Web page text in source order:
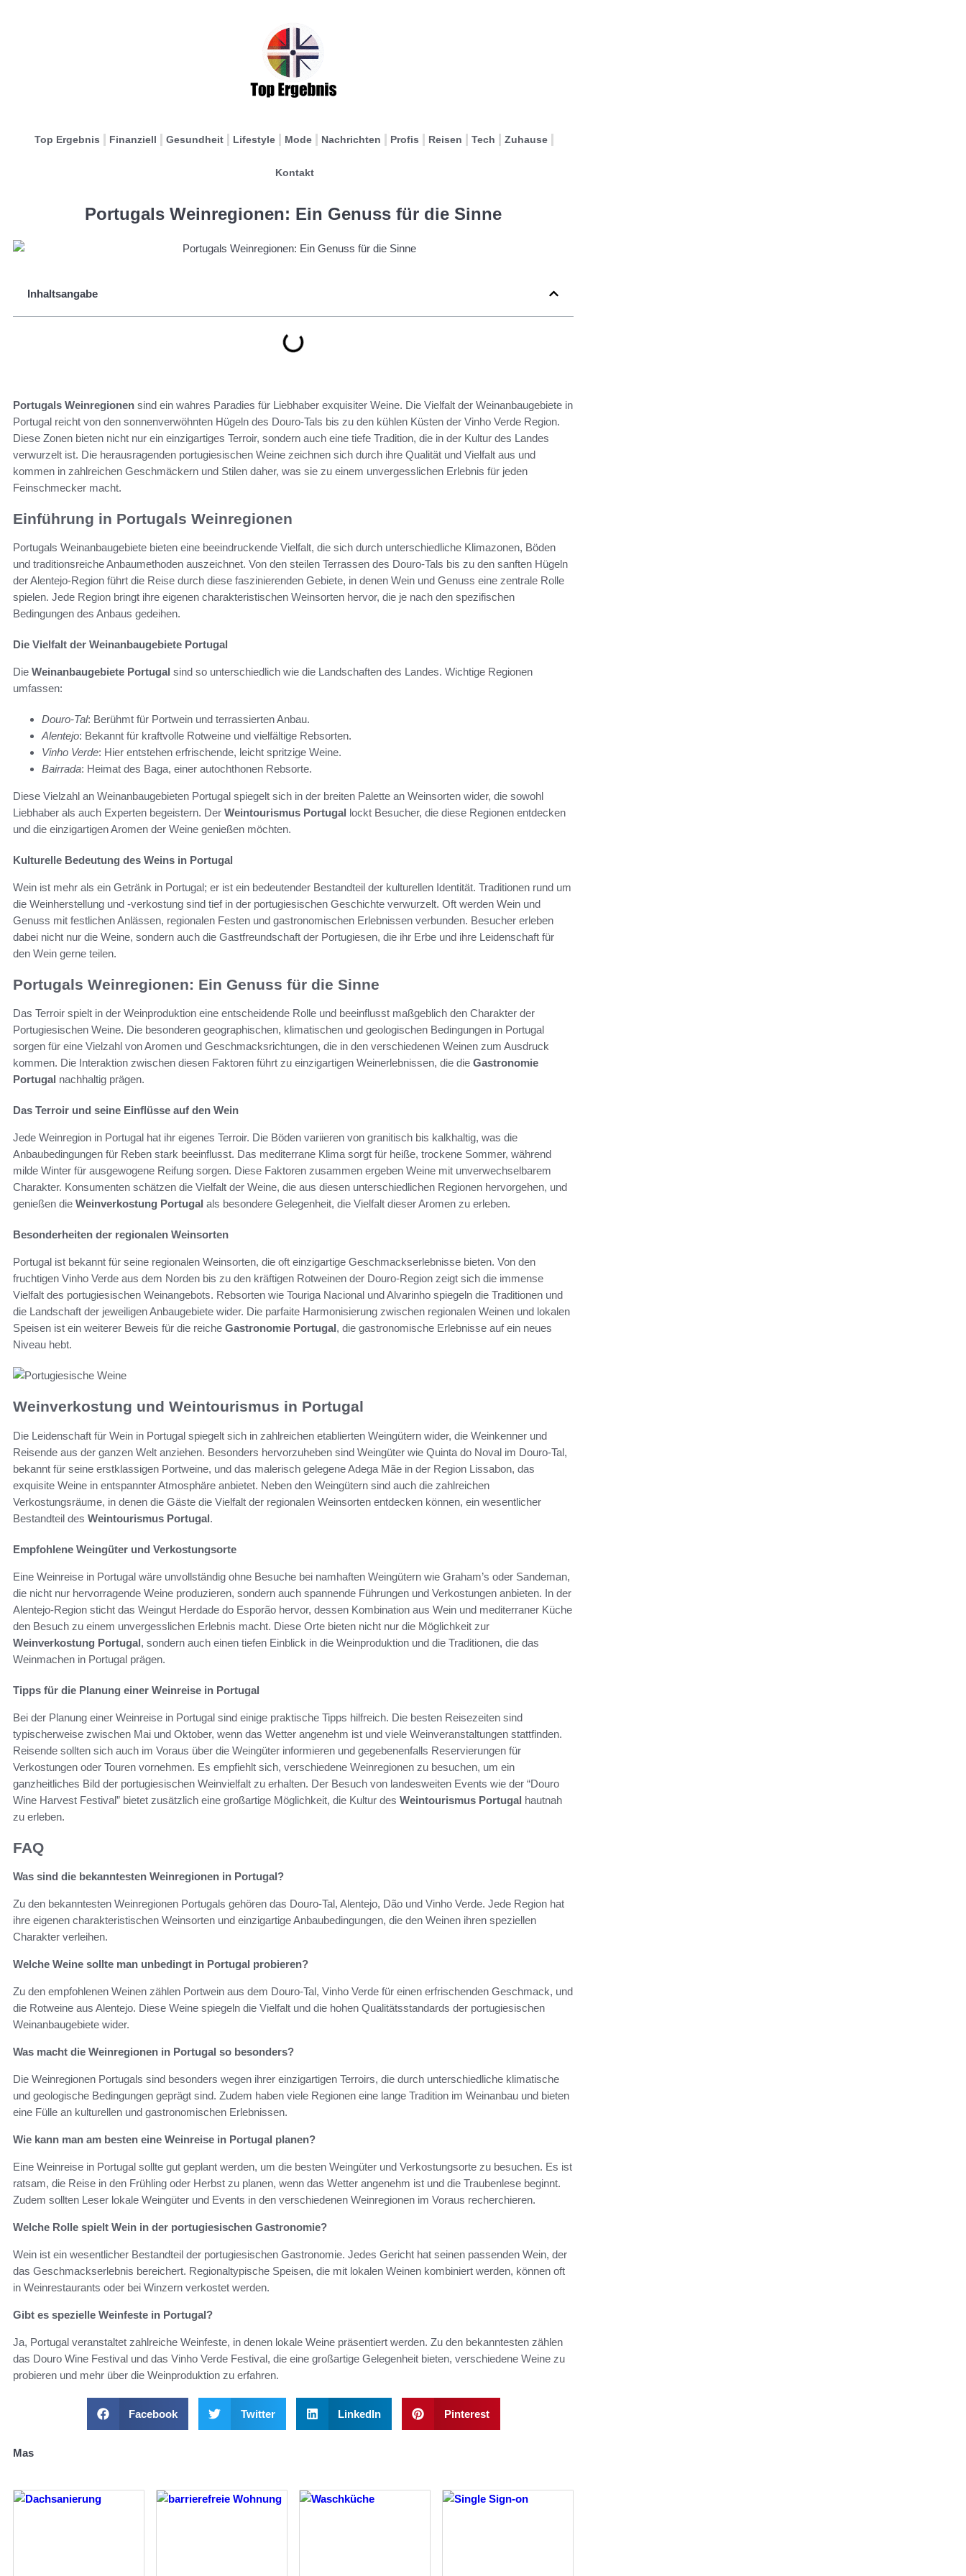
Top Ergebnis Finanziell Gesundheit Lifestyle Mode Nachrichten Profis Reisen Tech Zuhause
Kontakt
Portugals Weinregionen: Ein Genuss für die Sinne
Inhaltsangabe
Portugals Weinregionen sind ein wahres Paradies für Liebhaber exquisiter Weine. Die Vielfalt der Weinanbaugebiete in
Portugal reicht von den sonnenverwöhnten Hügeln des Douro-Tals bis zu den kühlen Küsten der Vinho Verde Region.
Diese Zonen bieten nicht nur ein einzigartiges Terroir, sondern auch eine tiefe Tradition, die in der Kultur des Landes
verwurzelt ist. Die herausragenden portugiesischen Weine zeichnen sich durch ihre Qualität und Vielfalt aus und
kommen in zahlreichen Geschmäckern und Stilen daher, was sie zu einem unvergesslichen Erlebnis für jeden
Feinschmecker macht.
Einführung in Portugals Weinregionen
Portugals Weinanbaugebiete bieten eine beeindruckende Vielfalt, die sich durch unterschiedliche Klimazonen, Böden
und traditionsreiche Anbaumethoden auszeichnet. Von den steilen Terrassen des Douro-Tals bis zu den sanften Hügeln
der Alentejo-Region führt die Reise durch diese faszinierenden Gebiete, in denen Wein und Genuss eine zentrale Rolle
spielen. Jede Region bringt ihre eigenen charakteristischen Weinsorten hervor, die je nach den spezifischen
Bedingungen des Anbaus gedeihen.
Die Vielfalt der Weinanbaugebiete Portugal
Die Weinanbaugebiete Portugal sind so unterschiedlich wie die Landschaften des Landes. Wichtige Regionen
umfassen:
Douro-Tal: Berühmt für Portwein und terrassierten Anbau.
Alentejo: Bekannt für kraftvolle Rotweine und vielfältige Rebsorten.
Vinho Verde: Hier entstehen erfrischende, leicht spritzige Weine.
Bairrada: Heimat des Baga, einer autochthonen Rebsorte.
Diese Vielzahl an Weinanbaugebieten Portugal spiegelt sich in der breiten Palette an Weinsorten wider, die sowohl
Liebhaber als auch Experten begeistern. Der Weintourismus Portugal lockt Besucher, die diese Regionen entdecken
und die einzigartigen Aromen der Weine genießen möchten.
Kulturelle Bedeutung des Weins in Portugal
Wein ist mehr als ein Getränk in Portugal; er ist ein bedeutender Bestandteil der kulturellen Identität. Traditionen rund um
die Weinherstellung und -verkostung sind tief in der portugiesischen Geschichte verwurzelt. Oft werden Wein und
Genuss mit festlichen Anlässen, regionalen Festen und gastronomischen Erlebnissen verbunden. Besucher erleben
dabei nicht nur die Weine, sondern auch die Gastfreundschaft der Portugiesen, die ihr Erbe und ihre Leidenschaft für
den Wein gerne teilen.
Portugals Weinregionen: Ein Genuss für die Sinne
Das Terroir spielt in der Weinproduktion eine entscheidende Rolle und beeinflusst maßgeblich den Charakter der
Portugiesischen Weine. Die besonderen geographischen, klimatischen und geologischen Bedingungen in Portugal
sorgen für eine Vielzahl von Aromen und Geschmacksrichtungen, die in den verschiedenen Weinen zum Ausdruck
kommen. Die Interaktion zwischen diesen Faktoren führt zu einzigartigen Weinerlebnissen, die die Gastronomie
Portugal nachhaltig prägen.
Das Terroir und seine Einflüsse auf den Wein
Jede Weinregion in Portugal hat ihr eigenes Terroir. Die Böden variieren von granitisch bis kalkhaltig, was die
Anbaubedingungen für Reben stark beeinflusst. Das mediterrane Klima sorgt für heiße, trockene Sommer, während
milde Winter für ausgewogene Reifung sorgen. Diese Faktoren zusammen ergeben Weine mit unverwechselbarem
Charakter. Konsumenten schätzen die Vielfalt der Weine, die aus diesen unterschiedlichen Regionen hervorgehen, und
genießen die Weinverkostung Portugal als besondere Gelegenheit, die Vielfalt dieser Aromen zu erleben.
Besonderheiten der regionalen Weinsorten
Portugal ist bekannt für seine regionalen Weinsorten, die oft einzigartige Geschmackserlebnisse bieten. Von den
fruchtigen Vinho Verde aus dem Norden bis zu den kräftigen Rotweinen der Douro-Region zeigt sich die immense
Vielfalt des portugiesischen Weinangebots. Rebsorten wie Touriga Nacional und Alvarinho spiegeln die Traditionen und
die Landschaft der jeweiligen Anbaugebiete wider. Die parfaite Harmonisierung zwischen regionalen Weinen und lokalen
Speisen ist ein weiterer Beweis für die reiche Gastronomie Portugal, die gastronomische Erlebnisse auf ein neues
Niveau hebt.
Weinverkostung und Weintourismus in Portugal
Die Leidenschaft für Wein in Portugal spiegelt sich in zahlreichen etablierten Weingütern wider, die Weinkenner und
Reisende aus der ganzen Welt anziehen. Besonders hervorzuheben sind Weingüter wie Quinta do Noval im Douro-Tal,
bekannt für seine erstklassigen Portweine, und das malerisch gelegene Adega Mãe in der Region Lissabon, das
exquisite Weine in entspannter Atmosphäre anbietet. Neben den Weingütern sind auch die zahlreichen
Verkostungsräume, in denen die Gäste die Vielfalt der regionalen Weinsorten entdecken können, ein wesentlicher
Bestandteil des Weintourismus Portugal.
Empfohlene Weingüter und Verkostungsorte
Eine Weinreise in Portugal wäre unvollständig ohne Besuche bei namhaften Weingütern wie Graham’s oder Sandeman,
die nicht nur hervorragende Weine produzieren, sondern auch spannende Führungen und Verkostungen anbieten. In der
Alentejo-Region sticht das Weingut Herdade do Esporão hervor, dessen Kombination aus Wein und mediterraner Küche
den Besuch zu einem unvergesslichen Erlebnis macht. Diese Orte bieten nicht nur die Möglichkeit zur
Weinverkostung Portugal, sondern auch einen tiefen Einblick in die Weinproduktion und die Traditionen, die das
Weinmachen in Portugal prägen.
Tipps für die Planung einer Weinreise in Portugal
Bei der Planung einer Weinreise in Portugal sind einige praktische Tipps hilfreich. Die besten Reisezeiten sind
typischerweise zwischen Mai und Oktober, wenn das Wetter angenehm ist und viele Weinveranstaltungen stattfinden.
Reisende sollten sich auch im Voraus über die Weingüter informieren und gegebenenfalls Reservierungen für
Verkostungen oder Touren vornehmen. Es empfiehlt sich, verschiedene Weinregionen zu besuchen, um ein
ganzheitliches Bild der portugiesischen Weinvielfalt zu erhalten. Der Besuch von landesweiten Events wie der “Douro
Wine Harvest Festival” bietet zusätzlich eine großartige Möglichkeit, die Kultur des Weintourismus Portugal hautnah
zu erleben.
FAQ
Was sind die bekanntesten Weinregionen in Portugal?
Zu den bekanntesten Weinregionen Portugals gehören das Douro-Tal, Alentejo, Dão und Vinho Verde. Jede Region hat
ihre eigenen charakteristischen Weinsorten und einzigartige Anbaubedingungen, die den Weinen ihren speziellen
Charakter verleihen.
Welche Weine sollte man unbedingt in Portugal probieren?
Zu den empfohlenen Weinen zählen Portwein aus dem Douro-Tal, Vinho Verde für einen erfrischenden Geschmack, und
die Rotweine aus Alentejo. Diese Weine spiegeln die Vielfalt und die hohen Qualitätsstandards der portugiesischen
Weinanbaugebiete wider.
Was macht die Weinregionen in Portugal so besonders?
Die Weinregionen Portugals sind besonders wegen ihrer einzigartigen Terroirs, die durch unterschiedliche klimatische
und geologische Bedingungen geprägt sind. Zudem haben viele Regionen eine lange Tradition im Weinanbau und bieten
eine Fülle an kulturellen und gastronomischen Erlebnissen.
Wie kann man am besten eine Weinreise in Portugal planen?
Eine Weinreise in Portugal sollte gut geplant werden, um die besten Weingüter und Verkostungsorte zu besuchen. Es ist
ratsam, die Reise in den Frühling oder Herbst zu planen, wenn das Wetter angenehm ist und die Traubenlese beginnt.
Zudem sollten Leser lokale Weingüter und Events in den verschiedenen Weinregionen im Voraus recherchieren.
Welche Rolle spielt Wein in der portugiesischen Gastronomie?
Wein ist ein wesentlicher Bestandteil der portugiesischen Gastronomie. Jedes Gericht hat seinen passenden Wein, der
das Geschmackserlebnis bereichert. Regionaltypische Speisen, die mit lokalen Weinen kombiniert werden, können oft
in Weinrestaurants oder bei Winzern verkostet werden.
Gibt es spezielle Weinfeste in Portugal?
Ja, Portugal veranstaltet zahlreiche Weinfeste, in denen lokale Weine präsentiert werden. Zu den bekanntesten zählen
das Douro Wine Festival und das Vinho Verde Festival, die eine großartige Gelegenheit bieten, verschiedene Weine zu
probieren und mehr über die Weinproduktion zu erfahren.
Facebook Twitter LinkedIn Pinterest
Mas